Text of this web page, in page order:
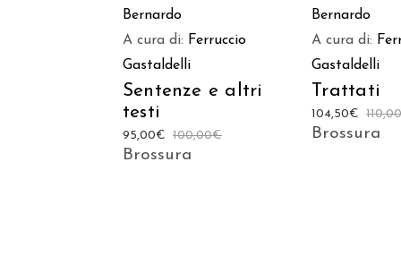
Bernardo
A cura di: Ferruccio
Gastaldelli
Sentenze e altri
testi
100,00€
95,00€
Brossura
Bernardo
A cura di:
Gastaldelli
Trattati
104,50€
Brossura